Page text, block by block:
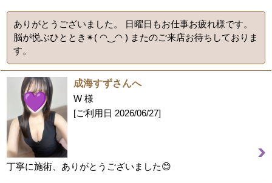
ありがとうございました。 日曜日もお仕事お疲れ様です。
脳が悦ぶひととき✴︎( ◠‿◠ ) またのご来店お待ちしておりま
す。
成海すずさんへ
W 様
[ご利用日 2026/06/27]
丁寧に施術、ありがとうございました😊